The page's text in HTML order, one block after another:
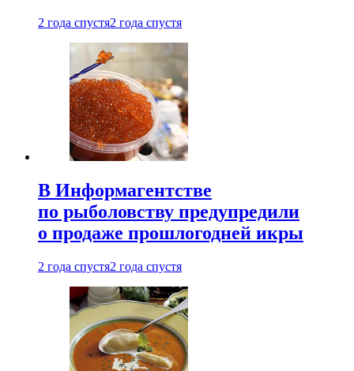
2 года спустя2 года спустя
В Информагентстве
по рыболовству предупредили
о продаже прошлогодней икры
2 года спустя2 года спустя